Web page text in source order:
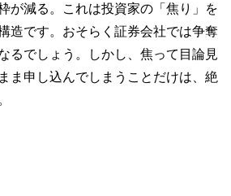
が減る。これは投資家の「焦り」を
造です。おそらく証券会社では争奪
るでしょう。しかし、焦って目論見
ま申し込んでしまうことだけは、絶